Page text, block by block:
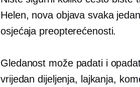
Helen, nova objava svaka
osjećaja preopterećenosti.
Gledanost može padati i
vrijedan dijeljenja, lajkanja,